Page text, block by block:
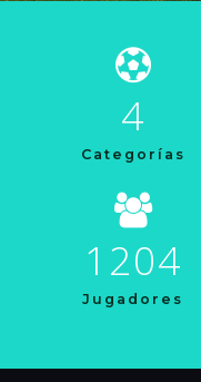
4
Categorías
1204
Jugadores